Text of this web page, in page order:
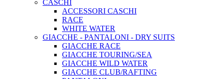
CASCHI
ACCESSORI CASCHI
RACE
WHITE WATER
GIACCHE - PANTALONI - DRY SUITS
GIACCHE RACE
GIACCHE TOURING/SEA
GIACCHE WILD WATER
GIACCHE CLUB/RAFTING